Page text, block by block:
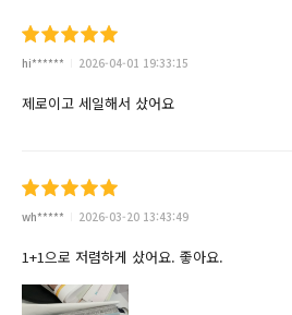
hi****** 2026-04-01 19:33:15
제로이고 세일해서 샀어요
wh***** 2026-03-20 13:43:49
1+1으로 저렴하게 샀어요. 좋아요.